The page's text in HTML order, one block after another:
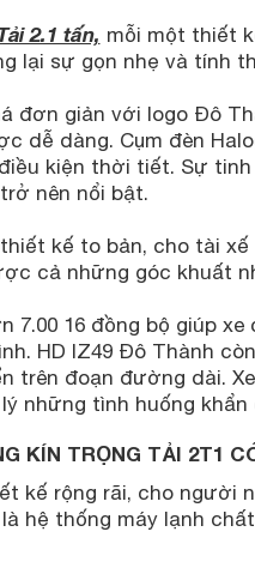
2.1 tấn, mỗi một thiết
lại sự gọn nhẹ và tính
đơn giản với logo Đô
dễ dàng. Cụm đèn
kiện thời tiết. Sự
nên nổi bật.
kế to bản, cho tài
cả những góc khuất
7.00 16 đồng bộ giúp
HD IZ49 Đô Thành
trên đoạn đường dài.
những tình huống khẩn
KÍN TRỌNG TẢI 2T1
kế rộng rãi, cho người
hệ thống máy lạnh